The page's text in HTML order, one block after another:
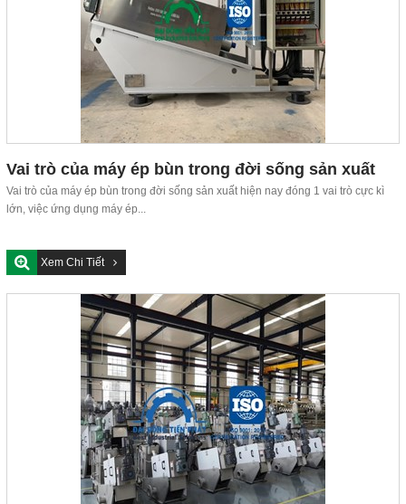
Vai trò của máy ép bùn trong đời sống sản xuất
hiện nay
Vai trò của máy ép bùn trong đời sống sản xuất hiện nay đóng 1 vai trò cực kì
lớn, việc ứng dụng máy ép...
Xem Chi Tiết